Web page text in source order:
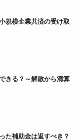
規模企業共済の受け取
きる？～解散から清算
た補助金は返すべき？